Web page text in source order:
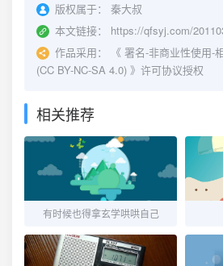
版权属于：
秦大叔
本文链接：
https://qfsyj.com/
作品采用：
《 署名-非商业性使用-
(CC BY-NC-SA 4.0) 》许可协议授权
相关推荐
有时候也得拿玄学哄哄自己